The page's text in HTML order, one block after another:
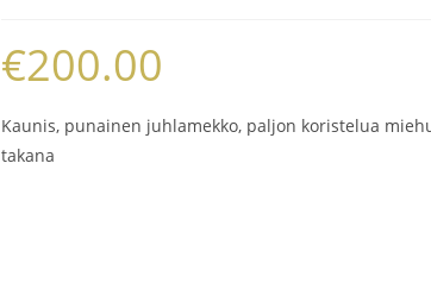
€200.00
Kaunis, punainen juhlamekko, paljon koristelua
takana